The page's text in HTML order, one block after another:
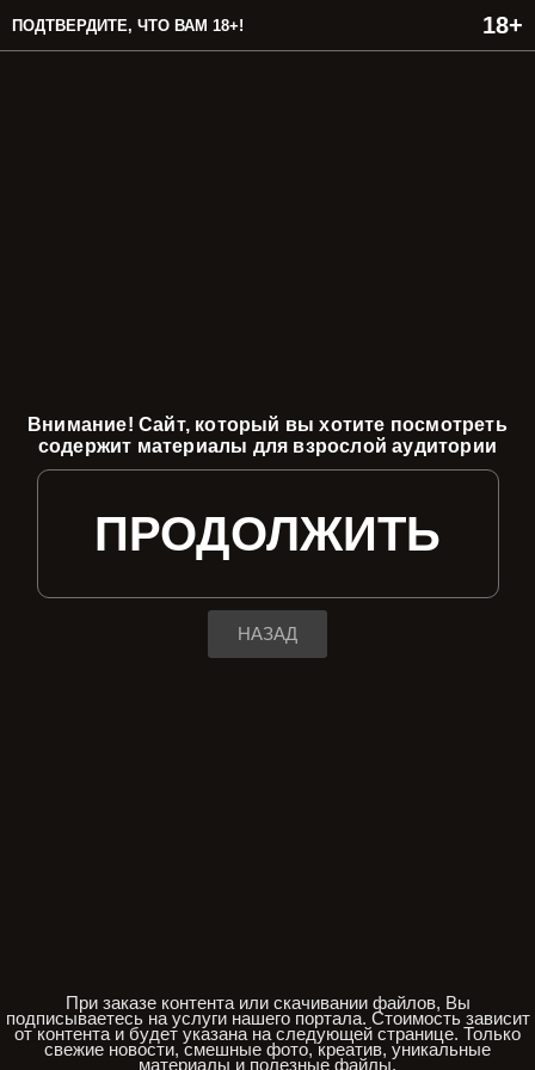
ПОДТВЕРДИТЕ, ЧТО ВАМ 18+!
Внимание! Сайт, который вы хотите посмотреть
содержит материалы для взрослой аудитории
ПРОДОЛЖИТЬ
НАЗАД
При заказе контента или скачивании файлов, Вы
подписываетесь на услуги нашего портала. Стоимость зависит
от контента и будет указана на следующей странице. Только
свежие новости, смешные фото, креатив, уникальные
материалы и полезные файлы.